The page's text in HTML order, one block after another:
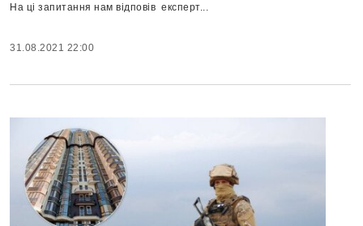
На ці запитання нам відповів експерт...
31.08.2021 22:00